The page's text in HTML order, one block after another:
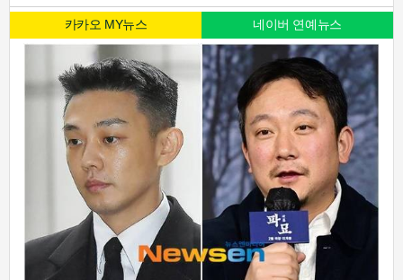
카카오 MY뉴스 네이버 연예뉴스